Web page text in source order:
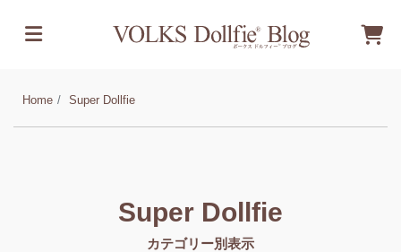
Home Super Dollfie
Super Dollfie
カテゴリー別表示